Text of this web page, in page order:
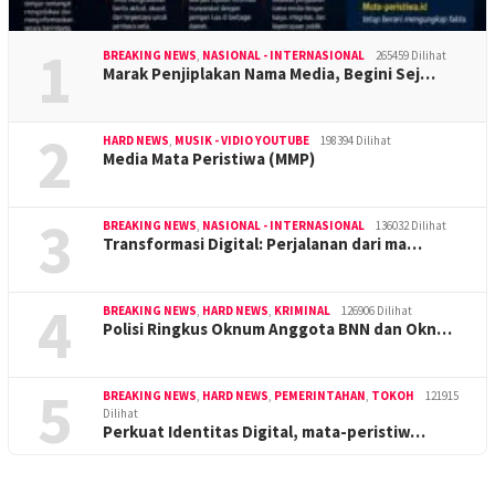
1 BREAKING NEWS, NASIONAL - INTERNASIONAL 265459 Dilihat
Marak Penjiplakan Nama Media, Begini Sej…
2 HARD NEWS, MUSIK - VIDIO YOUTUBE 198394 Dilihat
Media Mata Peristiwa (MMP)
3 BREAKING NEWS, NASIONAL - INTERNASIONAL 136032 Dilihat
Transformasi Digital: Perjalanan dari ma…
4 BREAKING NEWS, HARD NEWS, KRIMINAL 126906 Dilihat
Polisi Ringkus Oknum Anggota BNN dan Okn…
5 BREAKING NEWS, HARD NEWS, PEMERINTAHAN, TOKOH
121915
Dilihat
Perkuat Identitas Digital, mata-peristiw…